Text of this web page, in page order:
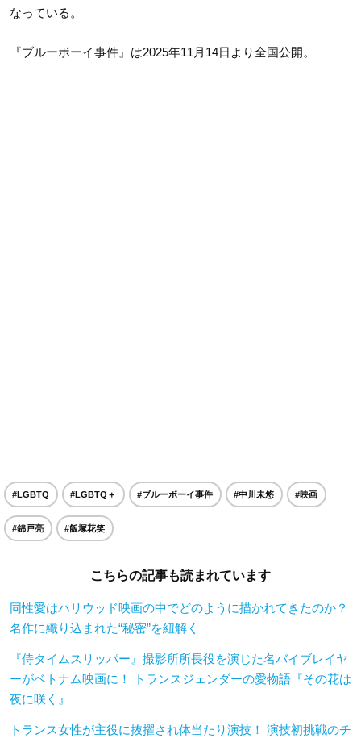
なっている。
『ブルーボーイ事件』は2025年11月14日より全国公開。
#LGBTQ #LGBTQ＋ #ブルーボーイ事件 #中川未悠 #映画
#錦戸亮 #飯塚花笑
こちらの記事も読まれています
同性愛はハリウッド映画の中でどのように描かれてきたのか？
名作に織り込まれた“秘密”を紐解く
『侍タイムスリッパー』撮影所所長役を演じた名バイブレイヤ
ーがベトナム映画に！ トランスジェンダーの愛物語『その花は
夜に咲く』
トランス女性が主役に抜擢され体当たり演技！ 演技初挑戦のチ